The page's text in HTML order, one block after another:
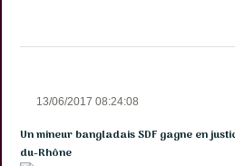
13/06/2017 08:24:08
Un mineur bangladais SDF gagne en
du-Rhône